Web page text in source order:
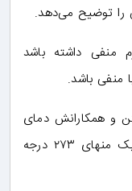
را توضیح می‌دهد.
منفی داشته باشد
منفی باشد.
و همکارانش دمای
اتم های روبیدیوم را تا صفر مطلق (نزدیک منهای ۲۷۳ درجه